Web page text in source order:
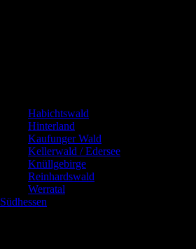
Habichtswald
Hinterland
Kaufunger Wald
Kellerwald / Edersee
Knüllgebirge
Reinhardswald
Werratal
Südhessen